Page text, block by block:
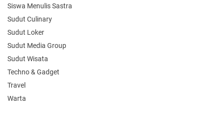
Siswa Menulis Sastra
Sudut Culinary
Sudut Loker
Sudut Media Group
Sudut Wisata
Techno & Gadget
Travel
Warta